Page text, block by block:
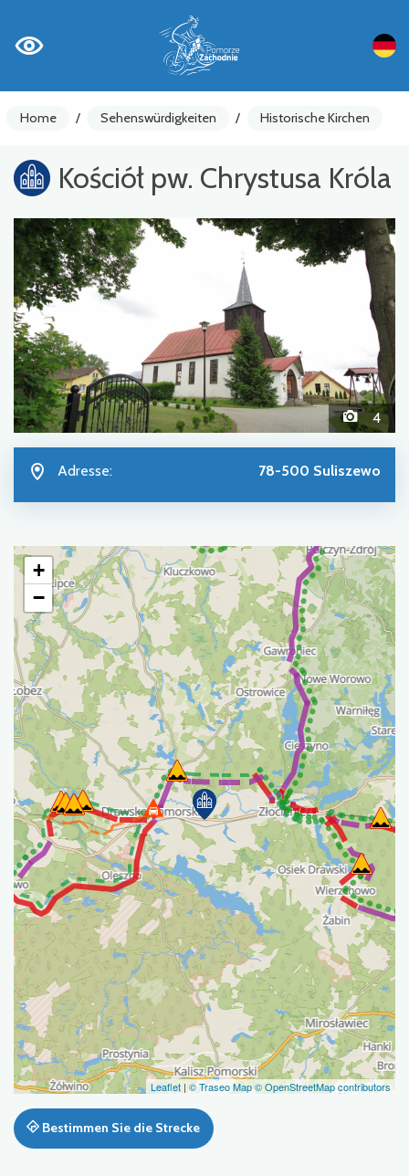
Home / Sehenswürdigkeiten / Historische Kirchen
Kościół pw. Chrystusa Króla
4
Adresse: 78-500 Suliszewo
+
−
Leaflet | © Traseo Map© OpenStreetMap contributors
Bestimmen Sie die Strecke